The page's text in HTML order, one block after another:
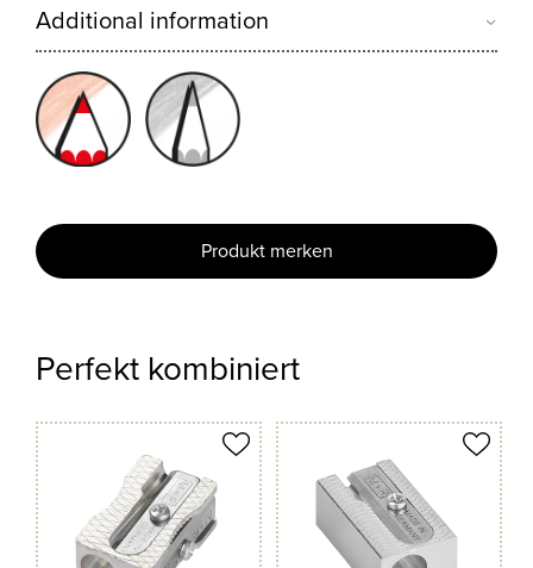
Additional information
Produkt merken
Perfekt kombiniert
merken Produkt merken